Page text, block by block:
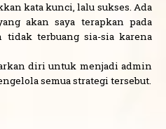
kata kunci, lalu sukses. Ada
akan saya terapkan pada
tidak terbuang sia-sia karena
diri untuk menjadi admin
semua strategi tersebut.